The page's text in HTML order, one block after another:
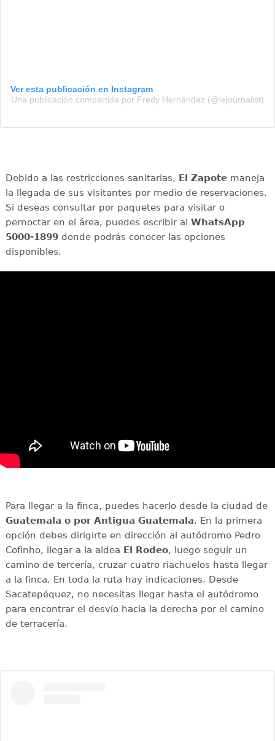
Ver esta publicación en Instagram
Una publicación compartida por Fredy Hernández (@lejournalist)
Debido a las restricciones sanitarias, El Zapotemaneja
la llegada de sus visitantes por medio de reservaciones.
Si deseas consultar por paquetes para visitar o
pernoctar en el área, puedes escribir al WhatsApp
5000-1899donde podrás conocer las opciones
disponibles.
Para llegar a la finca, puedes hacerlo desde la ciudad de
Guatemala o por Antigua Guatemala. En la primera
opción debes dirigirte en dirección al autódromo Pedro
Cofinho, llegar a la aldea El Rodeo, luego seguir un
camino de tercería, cruzar cuatro riachuelos hasta llegar
a la finca. En toda la ruta hay indicaciones. Desde
Sacatepéquez, no necesitas llegar hasta el autódromo
para encontrar el desvío hacia la derecha por el camino
de terracería.